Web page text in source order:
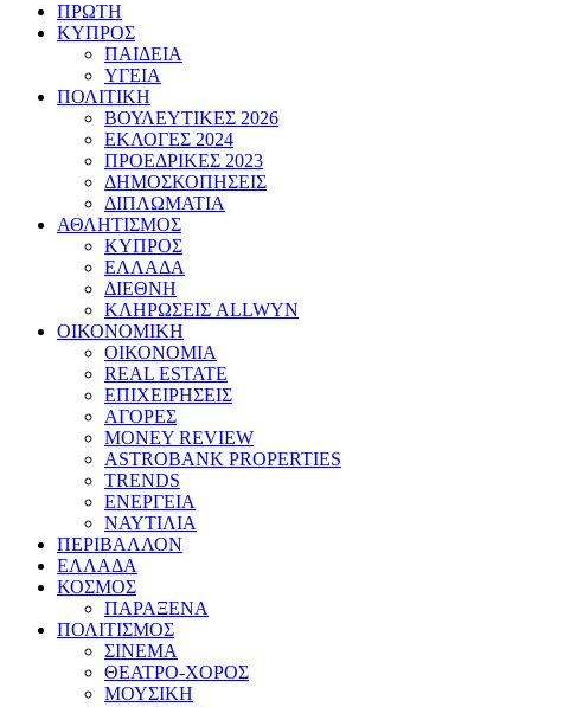
ΠΡΩΤΗ
ΚΥΠΡΟΣ
ΠΑΙΔΕΙΑ
ΥΓΕΙΑ
ΠΟΛΙΤΙΚΗ
ΒΟΥΛΕΥΤΙΚΕΣ 2026
ΕΚΛΟΓΕΣ 2024
ΠΡΟΕΔΡΙΚΕΣ 2023
ΔΗΜΟΣΚΟΠΗΣΕΙΣ
ΔΙΠΛΩΜΑΤΙΑ
ΑΘΛΗΤΙΣΜΟΣ
ΚΥΠΡΟΣ
ΕΛΛΑΔΑ
ΔΙΕΘΝΗ
ΚΛΗΡΩΣΕΙΣ ALLWYN
ΟΙΚΟΝΟΜΙΚΗ
ΟΙΚΟΝΟΜΙΑ
REAL ESTATE
ΕΠΙΧΕΙΡΗΣΕΙΣ
ΑΓΟΡΕΣ
MONEY REVIEW
ASTROBANK PROPERTIES
TRENDS
ΕΝΕΡΓΕΙΑ
ΝΑΥΤΙΛΙΑ
ΠΕΡΙΒΑΛΛΟΝ
ΕΛΛΑΔΑ
ΚΟΣΜΟΣ
ΠΑΡΑΞΕΝΑ
ΠΟΛΙΤΙΣΜΟΣ
ΣΙΝΕΜΑ
ΘΕΑΤΡΟ-ΧΟΡΟΣ
ΜΟΥΣΙΚΗ